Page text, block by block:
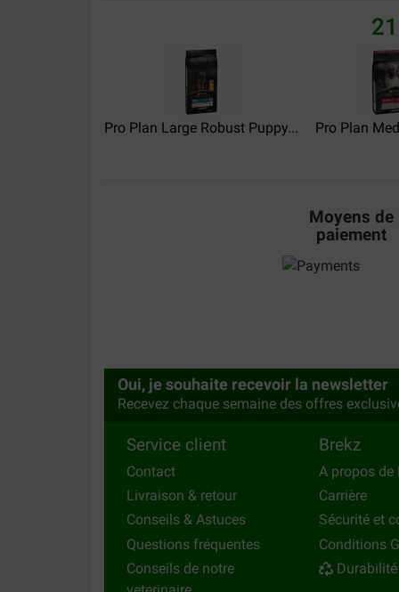
Colette Boisseau
30-12-2019
Bon produit
Pro Plan Large Robust Puppy... Pro Plan
Moyens de
paiement
Oui, je souhaite recevoir la newsletter
Recevez chaque semaine des offres
Service client
Contact
Livraison & retour
Conseils & Astuces
Questions fréquentes
Conseils de notre
Brekz
A propos de
Carrière
Sécurité et
Conditions
Durabilité